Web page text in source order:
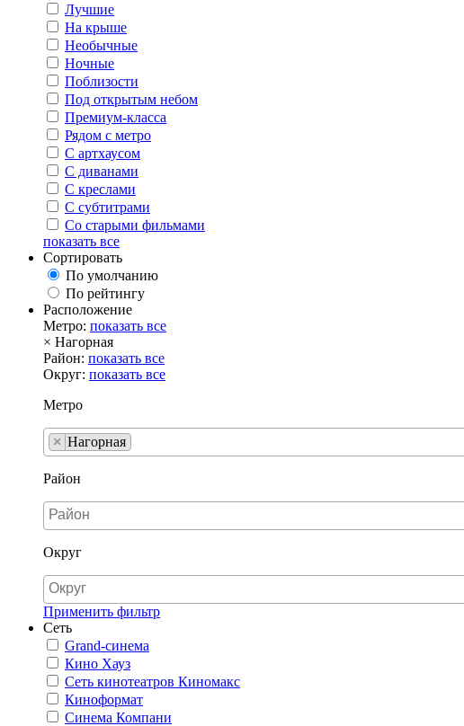
Лучшие
На крыше
Необычные
Ночные
Поблизости
Под открытым небом
Премиум-класса
Рядом с метро
С артхаусом
С диванами
С креслами
С субтитрами
Со старыми фильмами
показать все
Сортировать
По умолчанию
По рейтингу
Расположение
Метро: показать все
× Нагорная
Район: показать все
Округ: показать все
Метро
× Нагорная
Район
Округ
Применить фильтр
Сеть
Grand-синема
Кино Хауз
Сеть кинотеатров Киномакс
Киноформат
Синема Компани